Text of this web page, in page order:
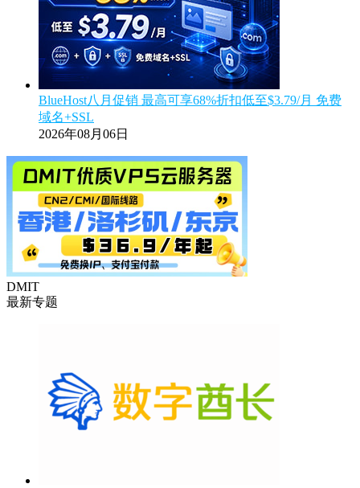
BlueHost八月促销 最高可享68%折扣低至$3.79/月 免费
域名+SSL
2026年08月06日
DMIT
最新专题